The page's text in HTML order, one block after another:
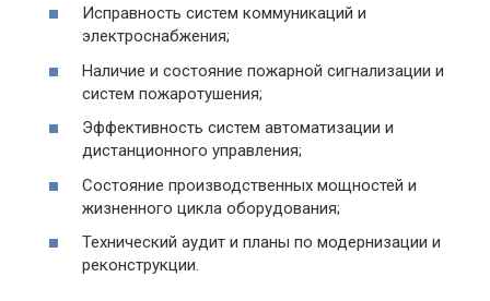
Исправность систем коммуникаций и
электроснабжения;
Наличие и состояние пожарной сигнализации и
систем пожаротушения;
Эффективность систем автоматизации и
дистанционного управления;
Состояние производственных мощностей и
жизненного цикла оборудования;
Технический аудит и планы по модернизации и
реконструкции.